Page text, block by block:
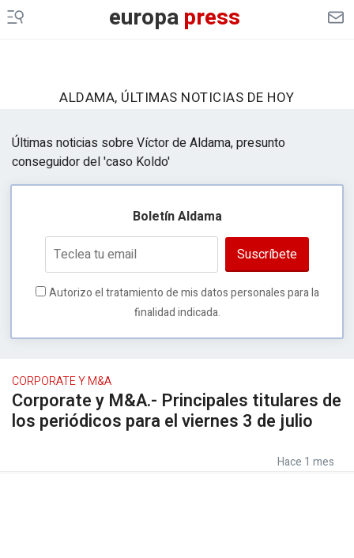
europapress
ALDAMA, ÚLTIMAS NOTICIAS DE HOY
Últimas noticias sobre Víctor de Aldama, presunto
conseguidor del 'caso Koldo'
Boletín Aldama
Suscríbete
Autorizo el tratamiento de mis datos personales para la
finalidad indicada.
CORPORATE Y M&A
Corporate y M&A.- Principales titulares de
los periódicos para el viernes 3 de julio
Hace 1 mes